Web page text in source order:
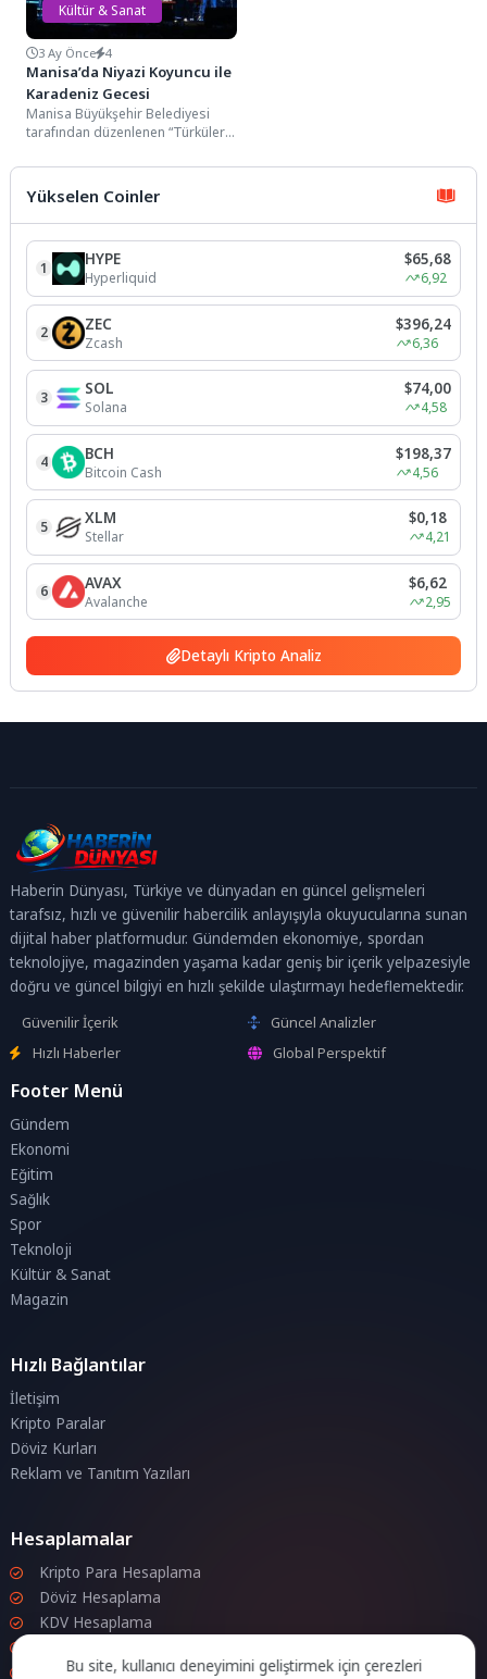
Kültür & Sanat
3 Ay Önce 4
Manisa’da Niyazi Koyuncu ile
Karadeniz Gecesi
Manisa Büyükşehir Belediyesi
tarafından düzenlenen “Türküler
Karadeniz ezgileriyle devam etti.
Sevilen...
Yükselen Coinler
1 HYPE
Hyperliquid
$65,68
6,92
2 ZEC
Zcash
$396,24
6,36
3 SOL
Solana
$74,00
4,58
4 BCH
Bitcoin Cash
$198,37
4,56
5 XLM
Stellar
$0,18
4,21
6 AVAX
Avalanche
$6,62
2,95
Detaylı Kripto Analiz
Haberin Dünyası, Türkiye ve dünyadan en güncel gelişmeleri
tarafsız, hızlı ve güvenilir habercilik anlayışıyla okuyucularına sunan
dijital haber platformudur. Gündemden ekonomiye, spordan
teknolojiye, magazinden yaşama kadar geniş bir içerik yelpazesiyle
doğru ve güncel bilgiyi en hızlı şekilde ulaştırmayı hedeflemektedir.
Güvenilir İçerik
Güncel Analizler
Hızlı Haberler
Global Perspektif
Footer Menü
Gündem
Ekonomi
Eğitim
Sağlık
Spor
Teknoloji
Kültür & Sanat
Magazin
Hızlı Bağlantılar
İletişim
Kripto Paralar
Döviz Kurları
Reklam ve Tanıtım Yazıları
Hesaplamalar
Kripto Para Hesaplama
Döviz Hesaplama
KDV Hesaplama
Zam Hesaplama
Bu site, kullanıcı deneyimini geliştirmek için çerezleri